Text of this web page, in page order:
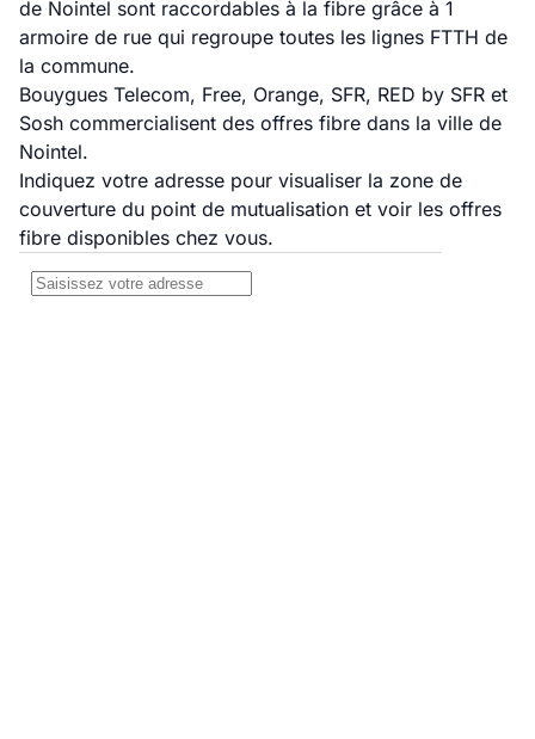
de Nointel sont raccordables à la fibre grâce à 1
armoire de rue qui regroupe toutes les lignes FTTH de
la commune.
Bouygues Telecom, Free, Orange, SFR, RED by SFR et
Sosh commercialisent des offres fibre dans la ville de
Nointel.
Indiquez votre adresse pour visualiser la zone de
couverture du point de mutualisation et voir les offres
fibre disponibles chez vous.